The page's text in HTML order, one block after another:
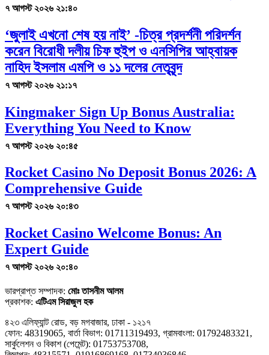
৭ আগস্ট ২০২৬ ২১:৪০
‘জুলাই এখনো শেষ হয় নাই’ -চিত্র প্রদর্শনী পরিদর্শন
করেন বিরোধী দলীয় চিফ হুইপ ও এনসিপির আহ্বায়ক
নাহিদ ইসলাম এমপি ও ১১ দলের নেতৃবৃন্দ
৭ আগস্ট ২০২৬ ২১:১৭
Kingmaker Sign Up Bonus Australia:
Everything You Need to Know
৭ আগস্ট ২০২৬ ২০:৪৫
Rocket Casino No Deposit Bonus 2026: A
Comprehensive Guide
৭ আগস্ট ২০২৬ ২০:৪৩
Rocket Casino Welcome Bonus: An
Expert Guide
৭ আগস্ট ২০২৬ ২০:৪০
ভারপ্রাপ্ত সম্পাদক: মোঃ তাসনীম আলম
প্রকাশক: এটিএম সিরাজুল হক
৪২৩ এলিফ্যান্ট রোড, বড় মগবাজার, ঢাকা - ১২১৭
ফোন: 48319065, বার্তা বিভাগ: 01711319493, গ্রামবাংলা: 01792483321,
সার্কুলেশন ও বিকাশ (পেমেন্ট): 01753753708,